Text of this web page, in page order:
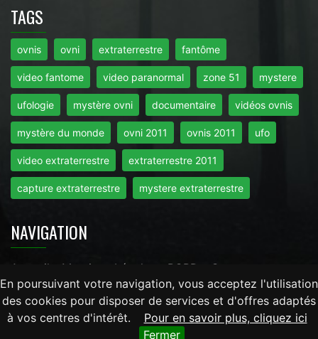
En poursuivant votre navigation, vous acceptez l'utilisation
des cookies pour disposer de services et d'offres adaptés
à vos centres d'intérêt.
Pour en savoir plus, cliquez ici
Fermer
TAGS
ovnis ovni extraterrestre fantôme
video fantome video paranormal zone 51 mystere
ufologie mystère ovni documentaire vidéos ovnis
mystère du monde ovni 2011 ovnis 2011 ufo
video extraterrestre extraterrestre 2011
capture extraterrestre mystere extraterrestre
NAVIGATION
Accueil Mentions Légales RGPD Contact
Tout droits réservés © 2026 - Mysteredumonde.com -